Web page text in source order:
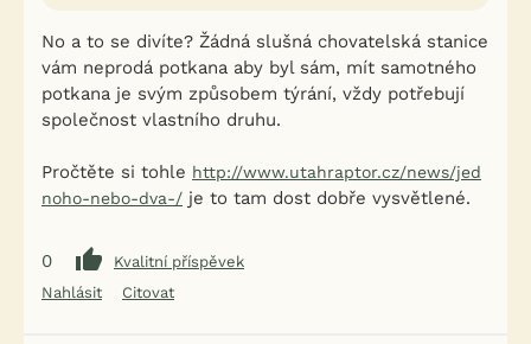
No a to se divíte? Žádná slušná chovatelská stanice
vám neprodá potkana aby byl sám, mít samotného
potkana je svým způsobem týrání, vždy potřebují
společnost vlastního druhu.
Pročtěte si tohle http://www.utahraptor.cz/news/jed
noho-nebo-dva-/ je to tam dost dobře vysvětlené.
0
Kvalitní příspěvek
Nahlásit
Citovat